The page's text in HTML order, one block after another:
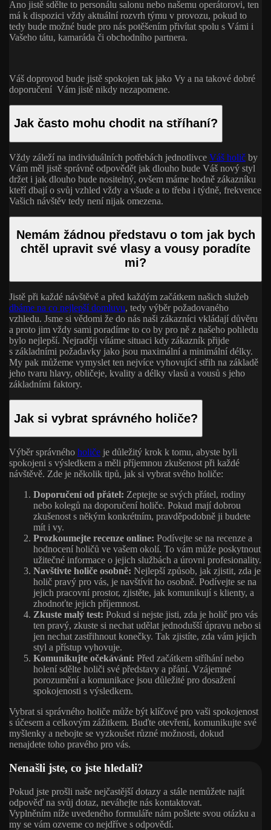
Ano jistě sdělte to personálu salonu nebo našemu operátorovi, ten
má k dispozici vždy aktuální rozvrh týmu v provozu, pokud to
tedy bude možné bude pro nás potěšením přivítat spolu s Vámi i
Vašeho tátu, kamaráda či obchodního partnera.
Váš doprovod bude jistě spokojen tak jako Vy a na takové dobré
doporučení Vám jistě nikdy nezapomene.
Jak často mohu chodit na stříhaní?
Vždy záleží na individuálních potřebách jednotlivce Váš holič by
Vám měl jistě správně odpovědět jak dlouho bude Váš nový styl
držet i jak dlouho bude nositelný, ovšem máme hodně zákazníku
kteří dbají o svůj vzhled vždy a všude a to třeba i týdně, frekvence
Vašich návštěv tedy není nijak omezena.
Nemám žádnou představu o tom jak bych
chtěl upravit své vlasy a vousy poradíte
mi?
Jistě při každé návštěvě a před každým začátkem našich služeb
dbáme na co nejlepší domluvu, tedy výběr požadovaného
vzhledu. Jsme si vědomi že do nás naši zákazníci vkládají důvěru
a proto jim vždy sami poradíme to co by pro ně z našeho pohledu
bylo nejlepší. Nejraději vítáme situaci kdy zákazník přijde
s základními požadavky jako jsou maximální a minimální délky.
My pak můžeme vymyslet ten nejvíce vyhovující střih na základě
jeho tvaru hlavy, obličeje, kvality a délky vlasů a vousů s jeho
základními faktory.
Jak si vybrat správného holiče?
Výběr správného holiče je důležitý krok k tomu, abyste byli
spokojeni s výsledkem a měli příjemnou zkušenost při každé
návštěvě. Zde je několik tipů, jak si vybrat svého holiče:
Doporučení od přátel: Zeptejte se svých přátel, rodiny
nebo kolegů na doporučení holiče. Pokud mají dobrou
zkušenost s někým konkrétním, pravděpodobně ji budete
mít i vy.
Prozkoumejte recenze online: Podívejte se na recenze a
hodnocení holičů ve vašem okolí. To vám může poskytnout
užitečné informace o jejich službách a úrovni profesionality.
Navštivte holiče osobně: Nejlepší způsob, jak zjistit, zda je
holič pravý pro vás, je navštívit ho osobně. Podívejte se na
jejich pracovní prostor, zjistěte, jak komunikují s klienty, a
zhodnoťte jejich příjemnost.
Zkuste malý test: Pokud si nejste jisti, zda je holič pro vás
ten pravý, zkuste si nechat udělat jednodušší úpravu nebo si
jen nechat zastřihnout konečky. Tak zjistíte, zda vám jejich
styl a přístup vyhovuje.
Komunikujte očekávání: Před začátkem stříhání nebo
holení sdělte holiči své představy a přání. Vzájemné
porozumění a komunikace jsou důležité pro dosažení
spokojenosti s výsledkem.
Vybrat si správného holiče může být klíčové pro vaši spokojenost
s účesem a celkovým zážitkem. Buďte otevření, komunikujte své
myšlenky a nebojte se vyzkoušet různé možnosti, dokud
nenajdete toho pravého pro vás.
Nenašli jste, co jste hledali?
Pokud jste prošli naše nejčastější dotazy a stále nemůžete najít
odpověď na svůj dotaz, neváhejte nás kontaktovat.
Vyplněním níže uvedeného formuláře nám pošlete svou otázku a
my se vám ozveme co nejdříve s odpovědí.